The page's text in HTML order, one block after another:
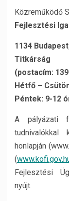
Közreműködő
Fejlesztési
1134
Titkárság
(postacím:
Hétfő –
Péntek: 9-12
A pályázati
tudnivalókkal
honlapján
(
Fejlesztési
nyújt.